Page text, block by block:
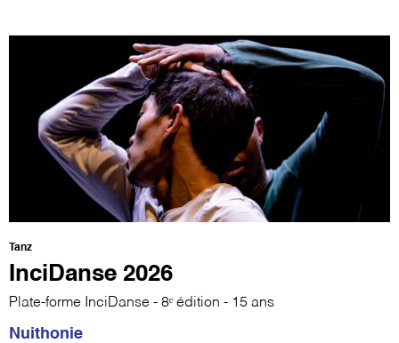
Tanz
InciDanse 2026
Plate-forme InciDanse - 8ᵉ édition - 15 ans
Nuithonie